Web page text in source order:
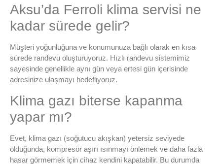
Aksu’da Ferroli klima servisi ne
kadar sürede gelir?
Müşteri yoğunluğuna ve konumunuza bağlı olarak en kısa
sürede randevu oluşturuyoruz. Hızlı randevu sistemimiz
sayesinde genellikle aynı gün veya ertesi gün içerisinde
adresinize ulaşmayı hedefliyoruz.
Klima gazı biterse kapanma
yapar mı?
Evet, klima gazı (soğutucu akışkan) yetersiz seviyede
olduğunda, kompresör aşırı ısınmayı önlemek ve daha fazla
hasar görmemek için cihaz kendini kapatabilir. Bu durumda